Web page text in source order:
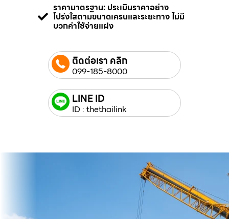
ราคามาตรฐาน: ประเมินราคาอย่าง
โปร่งใสตามขนาดเครนและระยะทาง ไม่มี
บวกค่าใช้จ่ายแฝง
ติดต่อเรา คลิก
099-185-8000
LINE ID
ID : thethailink